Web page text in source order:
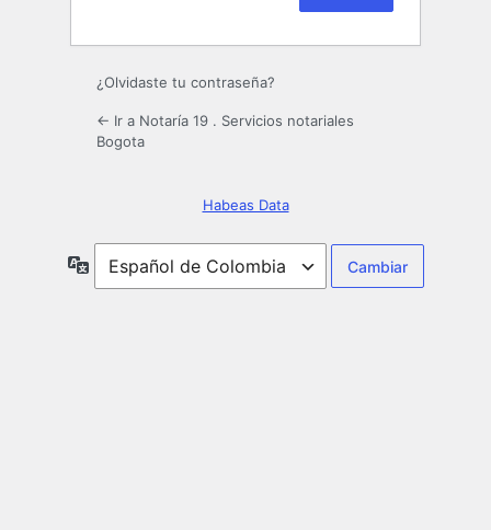
¿Olvidaste tu contraseña?
← Ir a Notaría 19 . Servicios notariales
Bogota
Habeas Data
Idioma